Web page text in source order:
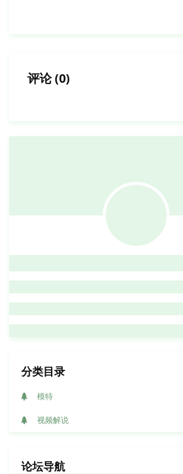
评论(0)
分类目录
模特
视频解说
论坛导航